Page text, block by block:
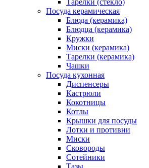
Тарелки (стекло)
Посуда керамическая
Блюда (керамика)
Блюдца (керамика)
Кружки
Миски (керамика)
Тарелки (керамика)
Чашки
Посуда кухонная
Диспенсеры
Кастрюли
Кокотницы
Котлы
Крышки для посуды
Лотки и противни
Миски
Сковороды
Сотейники
Тазы